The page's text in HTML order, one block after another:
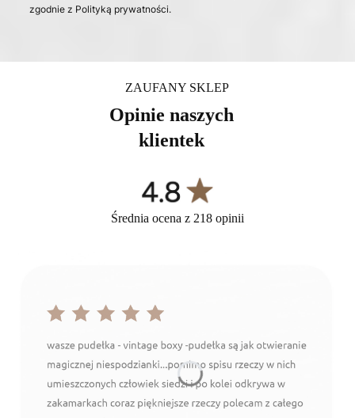
zgodnie z Polityką prywatności.
ZAUFANY SKLEP
Opinie naszych
klientek
Średnia ocena z 218 opinii